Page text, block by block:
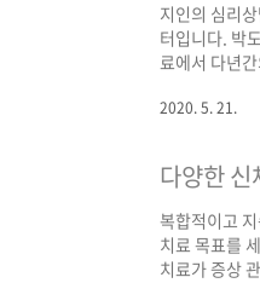
지인의 심리
터입니다. 박
료에서 다년
이시고, 일반
2020. 5. 21.
다양한
복합적이고
치료 목표를
치료가 증상